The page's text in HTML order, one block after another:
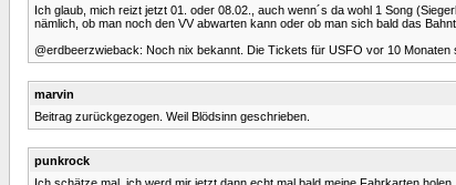
Ich glaub, mich reizt jetzt 01. oder 08.02., auch wenn´s da wohl 1 Song
nämlich, ob man noch den VV abwarten kann oder ob man sich bald das
@erdbeerzwieback: Noch nix bekannt. Die Tickets für USFO vor 10 Monaten
marvin
Beitrag zurückgezogen. Weil Blödsinn geschrieben.
punkrock